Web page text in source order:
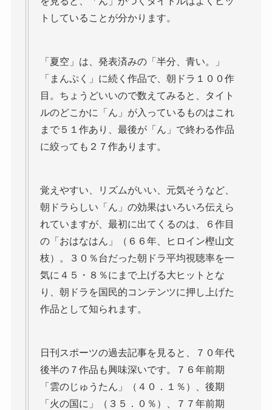
トしていることが分かります。
「夏空」は、発表済みの「半分、青い。」
「まんぷく」に続く作品で、朝ドラ１００作
目。ちょうどいいので数えてみると、タイト
ルのどこかに「ん」が入っているものはこれ
まで５１作あり、最後が「ん」で終わる作品
に絞っても２７作あります。
覚えやすい、リズムがいい、元気そうなど、
朝ドラらしい「ん」の効果はいろいろ伝えら
れていますが、最初に出てくるのは、６作目
の「おはなはん」（６６年、ヒロイン樫山文
枝）。３０％台だった朝ドラ平均視聴率を一
気に４５・８％にまで上げる大ヒットとな
り、朝ドラを国民的コンテンツに押し上げた
作品として知られます。
日刊スポーツの過去記事を見ると、７０年代
後半の７作品も興味深いです。７６年前期
「雲のじゅうたん」（４０．１％）、後期
「火の国に」（３５．０％）、７７年前期